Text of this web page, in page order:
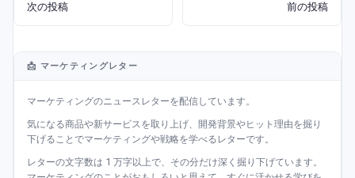
次の投稿 前の投稿
📩 マーケティングレター
マーケティングのニュースレターを配信しています。
気になる商品や新サービスを取り上げ、開発背景やヒット理由を掘り
下げることでマーケティングや戦略を学べるレターです。
レターの文字数は 1 万字以上で、その分だけ深く掘り下げています。